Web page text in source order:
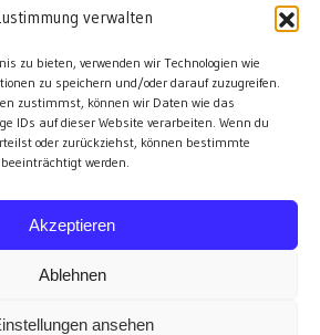
verwalten
zu bieten, verwenden wir Technologien wie
zu speichern und/oder darauf zuzugreifen.
zustimmst, können wir Daten wie das
IDs auf dieser Website verarbeiten. Wenn du
oder zurückziehst, können bestimmte
werden.
Akzeptieren
Ablehnen
ansehen
gg Budget 2027/28
für den Frieden
und Kreativrechte
alle Events
Impressum